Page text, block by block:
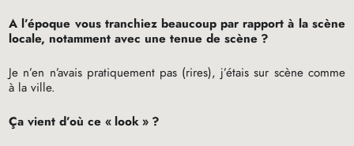
A l’époque vous tranchiez beaucoup par rapport à la scène
locale, notamment avec une tenue de scène ?
Je n’en n’avais pratiquement pas (rires), j’étais sur scène comme
à la ville.
Ça vient d’où ce « look» ?